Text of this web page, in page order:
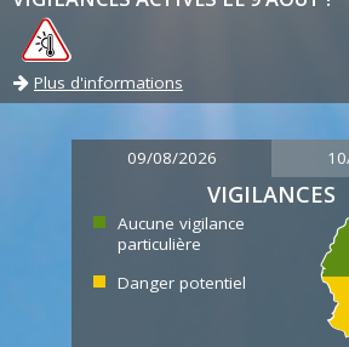
Plus d'informations
09/08/2026
VIGILANCES
Aucune vigilance
particulière
Danger potentiel